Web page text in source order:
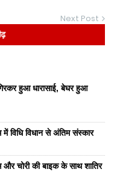
Next Post
हुआ धारासाई, बेघर हुआ
विधि विधान से अंतिम संस्कार
चोरी की बाइक के साथ शातिर